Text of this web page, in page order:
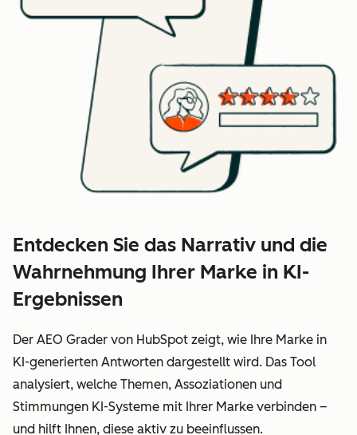
Entdecken Sie das Narrativ und die
Wahrnehmung Ihrer Marke in KI-
Ergebnissen
Der AEO Grader von HubSpot zeigt, wie Ihre Marke in
KI-generierten Antworten dargestellt wird. Das Tool
analysiert, welche Themen, Assoziationen und
Stimmungen KI-Systeme mit Ihrer Marke verbinden –
und hilft Ihnen, diese aktiv zu beeinflussen.